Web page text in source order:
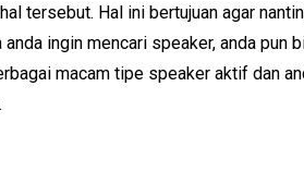
tersebut. Hal ini bertujuan agar
ingin mencari speaker, anda pun
macam tipe speaker aktif dan